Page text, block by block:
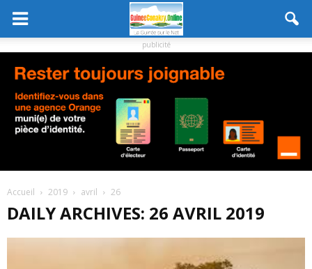
publicité
Accueil 2019 avril 26
DAILY ARCHIVES: 26 AVRIL 2019